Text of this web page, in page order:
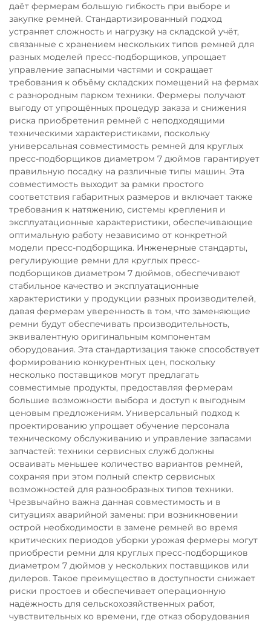
даёт фермерам большую гибкость при выборе и
закупке ремней. Стандартизированный подход
устраняет сложность и нагрузку на складской учёт,
связанные с хранением нескольких типов ремней для
разных моделей пресс-подборщиков, упрощает
управление запасными частями и сокращает
требования к объёму складских помещений на фермах
с разнородным парком техники. Фермеры получают
выгоду от упрощённых процедур заказа и снижения
риска приобретения ремней с неподходящими
техническими характеристиками, поскольку
универсальная совместимость ремней для круглых
пресс-подборщиков диаметром 7 дюймов гарантирует
правильную посадку на различные типы машин. Эта
совместимость выходит за рамки простого
соответствия габаритных размеров и включает также
требования к натяжению, системы крепления и
эксплуатационные характеристики, обеспечивающие
оптимальную работу независимо от конкретной
модели пресс-подборщика. Инженерные стандарты,
регулирующие ремни для круглых пресс-
подборщиков диаметром 7 дюймов, обеспечивают
стабильное качество и эксплуатационные
характеристики у продукции разных производителей,
давая фермерам уверенность в том, что заменяющие
ремни будут обеспечивать производительность,
эквивалентную оригинальным компонентам
оборудования. Эта стандартизация также способствует
формированию конкурентных цен, поскольку
несколько поставщиков могут предлагать
совместимые продукты, предоставляя фермерам
большие возможности выбора и доступ к выгодным
ценовым предложениям. Универсальный подход к
проектированию упрощает обучение персонала
техническому обслуживанию и управление запасами
запчастей: техники сервисных служб должны
осваивать меньшее количество вариантов ремней,
сохраняя при этом полный спектр сервисных
возможностей для разнообразных типов техники.
Чрезвычайно важна данная совместимость и в
ситуациях аварийной замены: при возникновении
острой необходимости в замене ремней во время
критических периодов уборки урожая фермеры могут
приобрести ремни для круглых пресс-подборщиков
диаметром 7 дюймов у нескольких поставщиков или
дилеров. Такое преимущество в доступности снижает
риски простоев и обеспечивает операционную
надёжность для сельскохозяйственных работ,
чувствительных ко времени, где отказ оборудования